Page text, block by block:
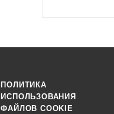
ПОЛИТИКА
ИСПОЛЬЗОВАНИЯ
ФАЙЛОВ COOKIE